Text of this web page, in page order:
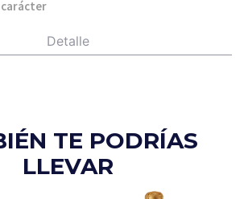
Detalle
TE PODRÍAS
LLEVAR